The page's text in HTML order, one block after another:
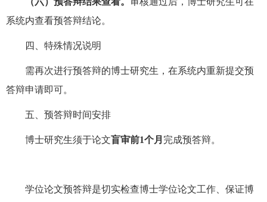
系统内查看预答辩结论。
四 特殊情况说明
需再次进行预答辩的博士研究生 ， 在系统内重新提交预
答辩申请即可。
五、预答辩时间安排
博士研究生须于论文盲审前1个月 完成预答辩。
学位论文预答辩是切实检查博士学位论文工作、保证博